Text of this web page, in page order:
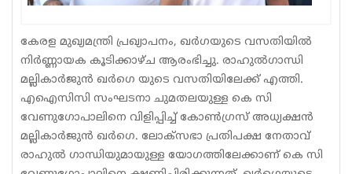
കേരള മുഖ്യമന്ത്രി പ്രഖ്യാപനം, ഖർഗയുടെ വസതിയിൽ
നിർണ്ണായക കൂടിക്കാഴ്ച ആരംഭിച്ചു. രാഹുൽഗാന്ധി
മല്ലികാർജുൻ ഖർഗെ യുടെ വസതിയിലേക്ക് എത്തി.
എഐസിസി സംഘടനാ ചുമതലയുള്ള കെ സി
വേണുഗോപാലിനെ വിളിപ്പിച്ച് കോണ്‍ഗ്രസ് അധ്യക്ഷന്‍
മല്ലികാര്‍ജുന്‍ ഖര്‍ഗെ. ലോക്‌സഭാ പ്രതിപക്ഷ നേതാവ്
രാഹുല്‍ ഗാന്ധിയുമായുള്ള യോഗത്തിലേക്കാണ് കെ സി